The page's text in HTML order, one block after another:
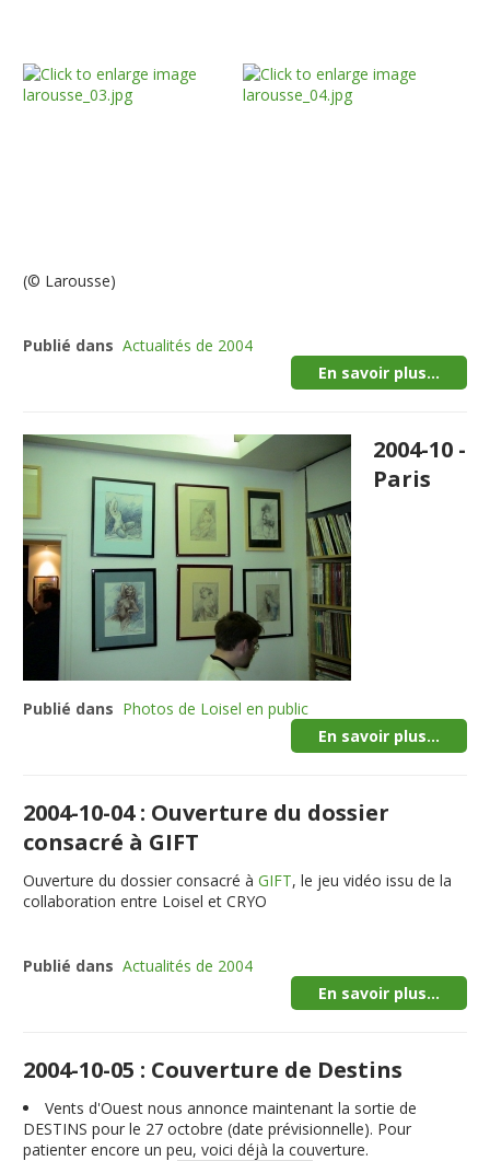
(© Larousse)
Publié dans Actualités de 2004
En savoir plus...
2004-10 -
Paris
Publié dans Photos de Loisel en public
En savoir plus...
2004-10-04 : Ouverture du dossier
consacré à GIFT
Ouverture du dossier consacré àGIFT, le jeu vidéo issu de la
collaboration entre Loisel et CRYO
Publié dans Actualités de 2004
En savoir plus...
2004-10-05 : Couverture de Destins
Vents d'Ouest nous annonce maintenant la sortie de
DESTINS pour le 27 octobre (date prévisionnelle). Pour
patienter encore un peu, voici déjà la couverture.